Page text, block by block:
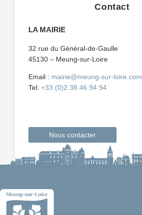
Contact
LA MAIRIE
32 rue du Général-de-Gaulle
45130 – Meung-sur-Loire
Email : mairie@meung-sur-loire.com
Tel: +33 (0)2 38 46 94 94
Nous contacter